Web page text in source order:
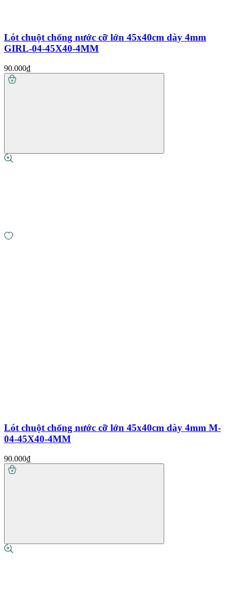
Lót chuột chống nước cỡ lớn 45x40cm dày 4mm
GIRL-04-45X40-4MM
90.000₫
Lót chuột chống nước cỡ lớn 45x40cm dày 4mm M-
04-45X40-4MM
90.000₫